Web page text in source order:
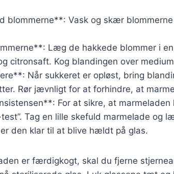
blommerne**: Vask og skær
Læg de hakkede blommer i
citronsaft. Kog blandingen over
Når sukkeret er opløst, bring
Rør jævnligt for at forhindre, at
For at sikre, at
test”. Tag en lille skefuld marmelade og
den klar til at blive hældt på glas.
er færdigkogt, skal du fjerne